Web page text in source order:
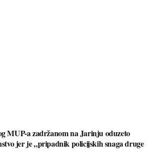
MUP-a zadržanom na Jarinju oduzeto
jer je „pripadnik policijskih snaga druge